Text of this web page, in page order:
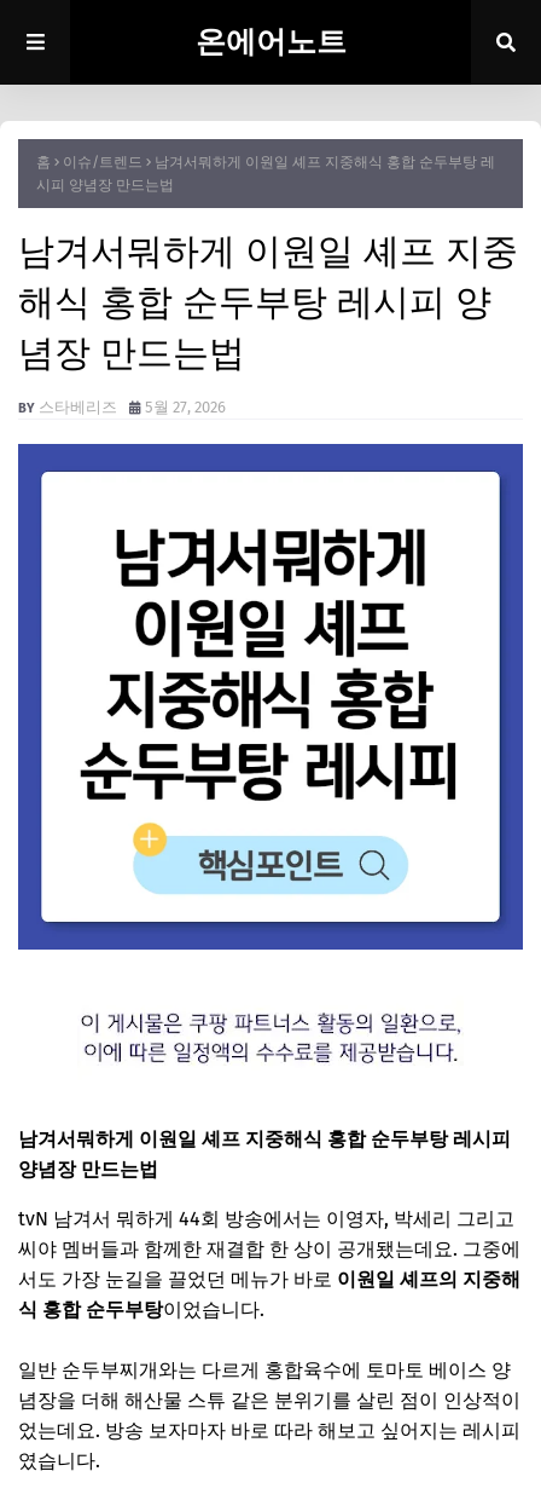
온에어노트
홈 이슈/트렌드
남겨서뭐하게 이원일 셰프 지중해식 홍합 순두부탕 레
시피 양념장 만드는법
남겨서뭐하게 이원일 셰프 지중
해식 홍합 순두부탕 레시피 양
념장 만드는법
스타베리즈 5월 27, 2026
남겨서뭐하게 이원일 셰프 지중해식 홍합 순두부탕 레시피
양념장 만드는법
tvN 남겨서 뭐하게 44회 방송에서는 이영자, 박세리 그리고
씨야 멤버들과 함께한 재결합 한 상이 공개됐는데요. 그중에
서도 가장 눈길을 끌었던 메뉴가 바로 이원일 셰프의 지중해
식 홍합 순두부탕이었습니다.
일반 순두부찌개와는 다르게 홍합육수에 토마토 베이스 양
념장을 더해 해산물 스튜 같은 분위기를 살린 점이 인상적이
었는데요. 방송 보자마자 바로 따라 해보고 싶어지는 레시피
였습니다.